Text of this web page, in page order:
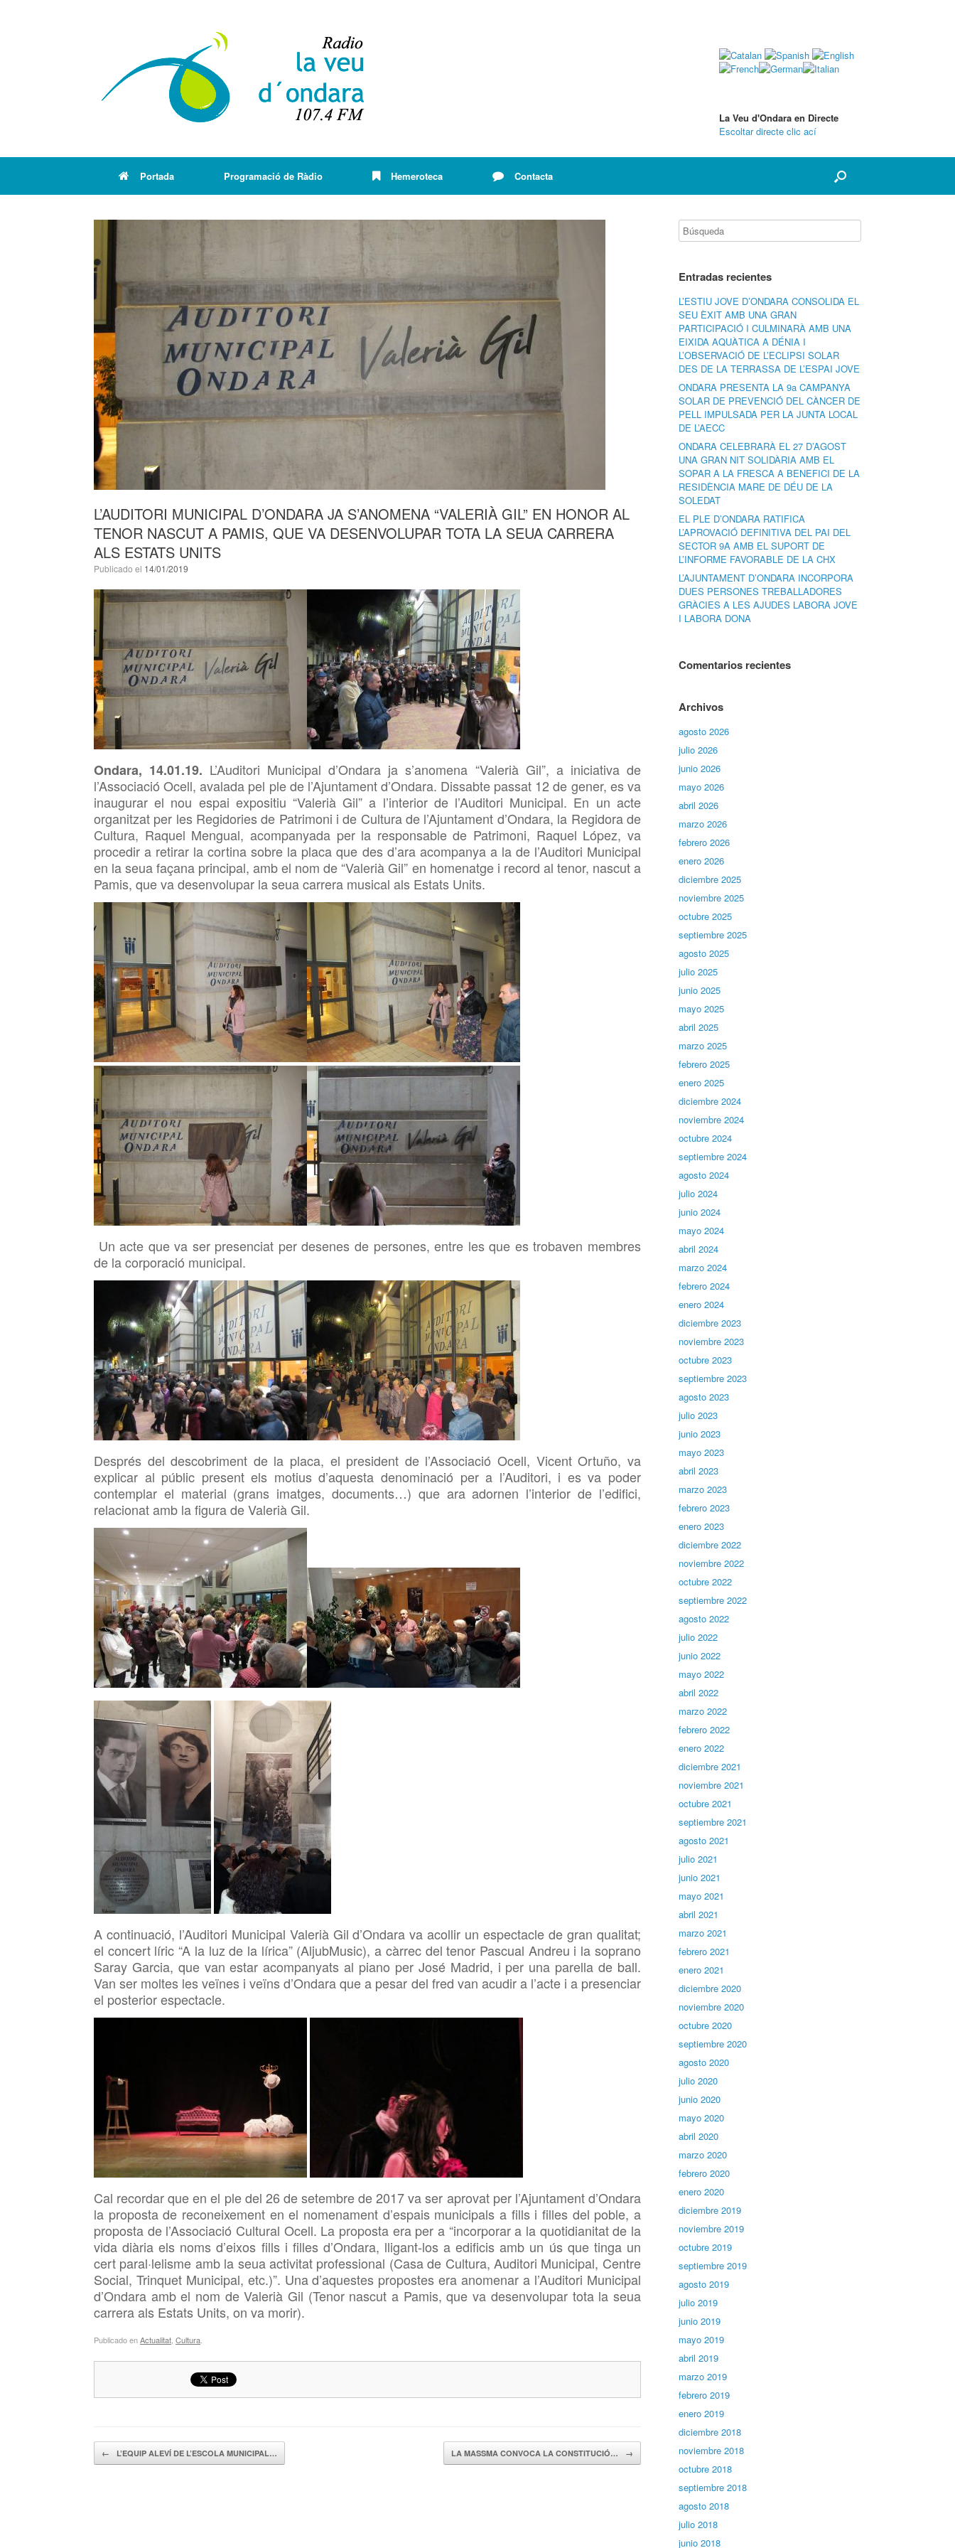
La Veu d'Ondara en Directe
Escoltar directe clic ací
Portada Programació de Ràdio Hemeroteca Contacta
L’AUDITORI MUNICIPAL D’ONDARA JA S’ANOMENA “VALERIÀ GIL” EN HONOR AL
TENOR NASCUT A PAMIS, QUE VA DESENVOLUPAR TOTA LA SEUA CARRERA
ALS ESTATS UNITS
Publicado el 14/01/2019
Ondara, 14.01.19. L’Auditori Municipal d’Ondara ja s’anomena “Valerià Gil”, a iniciativa de
l’Associació Ocell, avalada pel ple de l’Ajuntamentd’Ondara. Dissabte passat 12 de gener, es va
inaugurar el nou espai expositiu “Valerià Gil” a l’interior de l’Auditori Municipal. En un acte
organitzat per les Regidories de Patrimoni i de Cultura de l’Ajuntament d’Ondara, la Regidora de
Cultura, Raquel Mengual, acompanyada per la responsable de Patrimoni, Raquel López, va
procedir a retirar la cortina sobre la placa que des d’ara acompanya a la de l’Auditori Municipal
en la seua façana principal, amb el nom de “Valerià Gil” en homenatge i record al tenor, nascut a
Pamis, que va desenvolupar la seua carrera musical als Estats Units.
Un acte queva ser presenciat per desenes de persones, entre les que es trobaven membres
de la corporació municipal.
Després del descobriment de la placa, el president de l’Associació Ocell, Vicent Ortuño, va
explicar al públic present els motius d’aquesta denominació per a l’Auditori, i es va poder
contemplar el material (grans imatges, documents…) que ara adornen l’interior de l’edifici,
relacionat amb la figura de Valerià Gil.
A continuació, l’Auditori Municipal Valerià Gil d’Ondara va acollir un espectacle de gran qualitat;
el concert líric “A la luz de la lírica” (AljubMusic), a càrrec del tenor Pascual Andreu i la soprano
Saray Garcia, que van estar acompanyats al piano per José Madrid, i per una parella de ball.
Van ser moltes les veïnes i veïns d’Ondara que a pesar del fred van acudir a l’acte i a presenciar
el posterior espectacle.
Cal recordar que en el ple del 26 de setembre de 2017va ser aprovat per l’Ajuntament d’Ondara
la proposta de reconeixement en el nomenament d’espais municipals a fills i filles del poble, a
proposta de l’Associació Cultural Ocell. La proposta era per a “incorporar a la quotidianitat de la
vida diària els noms d’eixos fills i filles d’Ondara, lligant-los a edificis amb un ús que tinga un
cert paral·lelisme amb la seua activitat professional (Casa de Cultura, Auditori Municipal, Centre
Social, Trinquet Municipal, etc.)”. Una d’aquestes propostes eraanomenar a l’Auditori Municipal
d’Ondara amb el nom de Valerià Gil (Tenor nascut a Pamis, que va desenvolupar tota la seua
carrera als Estats Units, on va morir).
Publicado enActualitat Cultura
Navegador de artículos
← L’EQUIP ALEVÍ DE L’ESCOLA MUNICIPAL… LA MASSMA CONVOCA LA CONSTITUCIÓ… →
Entradas recientes
L’ESTIU JOVE D’ONDARA CONSOLIDA EL
SEU ÈXIT AMB UNA GRAN
PARTICIPACIÓ I CULMINARÀ AMB UNA
EIXIDA AQUÀTICA A DÉNIA I
L’OBSERVACIÓ DE L’ECLIPSI SOLAR
DES DE LA TERRASSA DE L’ESPAI JOVE
ONDARA PRESENTA LA 9a CAMPANYA
SOLAR DE PREVENCIÓ DEL CÀNCER DE
PELL IMPULSADA PER LA JUNTA LOCAL
DE L’AECC
ONDARA CELEBRARÀ EL 27 D’AGOST
UNA GRAN NIT SOLIDÀRIA AMB EL
SOPAR A LA FRESCA A BENEFICI DE LA
RESIDÈNCIA MARE DE DÉU DE LA
SOLEDAT
EL PLE D’ONDARA RATIFICA
L’APROVACIÓ DEFINITIVA DEL PAI DEL
SECTOR 9A AMB EL SUPORT DE
L’INFORME FAVORABLE DE LA CHX
L’AJUNTAMENT D’ONDARA INCORPORA
DUES PERSONES TREBALLADORES
GRÀCIES A LES AJUDES LABORA JOVE
I LABORA DONA
Comentarios recientes
Archivos
agosto 2026
julio 2026
junio 2026
mayo 2026
abril 2026
marzo 2026
febrero 2026
enero 2026
diciembre 2025
noviembre 2025
octubre 2025
septiembre 2025
agosto 2025
julio 2025
junio 2025
mayo 2025
abril 2025
marzo 2025
febrero 2025
enero 2025
diciembre 2024
noviembre 2024
octubre 2024
septiembre 2024
agosto 2024
julio 2024
junio 2024
mayo 2024
abril 2024
marzo 2024
febrero 2024
enero 2024
diciembre 2023
noviembre 2023
octubre 2023
septiembre 2023
agosto 2023
julio 2023
junio 2023
mayo 2023
abril 2023
marzo 2023
febrero 2023
enero 2023
diciembre 2022
noviembre 2022
octubre 2022
septiembre 2022
agosto 2022
julio 2022
junio 2022
mayo 2022
abril 2022
marzo 2022
febrero 2022
enero 2022
diciembre 2021
noviembre 2021
octubre 2021
septiembre 2021
agosto 2021
julio 2021
junio 2021
mayo 2021
abril 2021
marzo 2021
febrero 2021
enero 2021
diciembre 2020
noviembre 2020
octubre 2020
septiembre 2020
agosto 2020
julio 2020
junio 2020
mayo 2020
abril 2020
marzo 2020
febrero 2020
enero 2020
diciembre 2019
noviembre 2019
octubre 2019
septiembre 2019
agosto 2019
julio 2019
junio 2019
mayo 2019
abril 2019
marzo 2019
febrero 2019
enero 2019
diciembre 2018
noviembre 2018
octubre 2018
septiembre 2018
agosto 2018
julio 2018
junio 2018